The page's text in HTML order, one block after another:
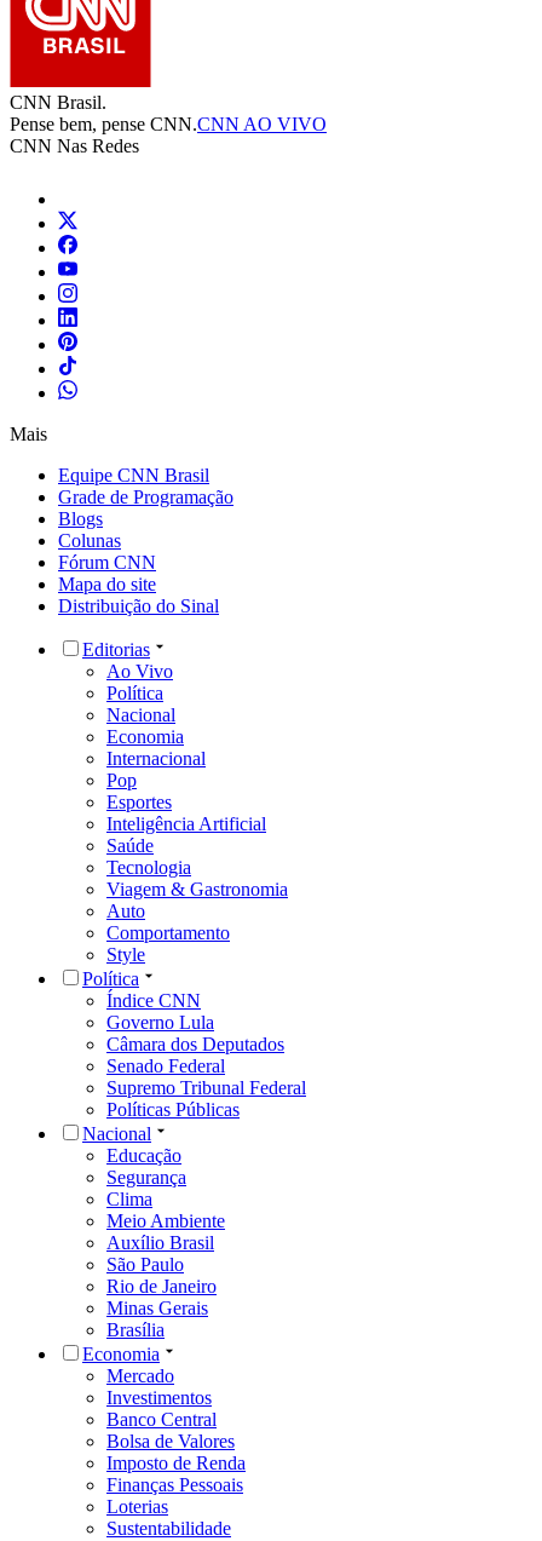
CNN Brasil.
Pense bem, pense CNN.CNN AO VIVO
CNN Nas Redes
Mais
Equipe CNN Brasil
Grade de Programação
Blogs
Colunas
Fórum CNN
Mapa do site
Distribuição do Sinal
Editorias
Ao Vivo
Política
Nacional
Economia
Internacional
Pop
Esportes
Inteligência Artificial
Saúde
Tecnologia
Viagem & Gastronomia
Auto
Comportamento
Style
Política
Índice CNN
Governo Lula
Câmara dos Deputados
Senado Federal
Supremo Tribunal Federal
Políticas Públicas
Nacional
Educação
Segurança
Clima
Meio Ambiente
Auxílio Brasil
São Paulo
Rio de Janeiro
Minas Gerais
Brasília
Economia
Mercado
Investimentos
Banco Central
Bolsa de Valores
Imposto de Renda
Finanças Pessoais
Loterias
Sustentabilidade